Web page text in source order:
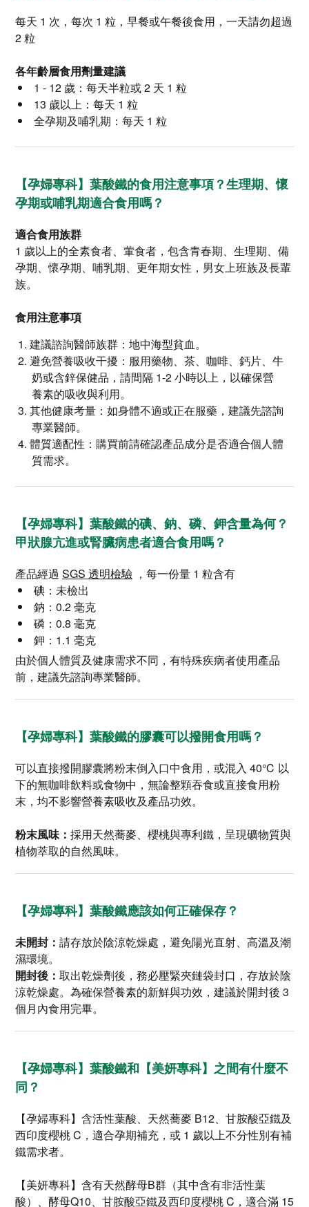
每天 1 次，每次 1 粒，早餐或午餐後食用，一天請勿超過
2 粒
各年齡層食用劑量建議
1 - 12 歲：每天半粒或 2 天 1 粒
13 歲以上：每天 1 粒
全孕期及哺乳期：每天 1 粒
【孕婦專科】葉酸鐵的食用注意事項？生理期、懷
孕期或哺乳期適合食用嗎？
適合食用族群
1 歲以上的全素食者、葷食者，包含青春期、生理期、備
孕期、懷孕期、哺乳期、更年期女性，男女上班族及長輩
族。
食用注意事項
建議諮詢醫師族群：地中海型貧血。
避免營養吸收干擾：服用藥物、茶、咖啡、鈣片、牛
奶或含鋅保健品，請間隔 1-2 小時以上，以確保營
養素的吸收與利用。
其他健康考量：如身體不適或正在服藥，建議先諮詢
專業醫師。
體質適配性：購買前請確認產品成分是否適合個人體
質需求。
【孕婦專科】葉酸鐵的碘、鈉、磷、鉀含量為何？
甲狀腺亢進或腎臟病患者適合食用嗎？
產品經過 SGS 透明檢驗 ，每一份量 1 粒含有
碘：未檢出
鈉：0.2 毫克
磷：0.8 毫克
鉀：1.1 毫克
由於個人體質及健康需求不同，有特殊疾病者使用產品
前，建議先諮詢專業醫師。
【孕婦專科】葉酸鐵的膠囊可以撥開食用嗎？
可以直接撥開膠囊將粉末倒入口中食用，或混入 40℃ 以
下的無咖啡飲料或食物中，無論整顆吞食或直接食用粉
末，均不影響營養素吸收及產品功效。
粉末風味： 採用天然蕎麥、櫻桃與專利鐵，呈現礦物質與
植物萃取的自然風味。
【孕婦專科】葉酸鐵應該如何正確保存？
未開封： 請存放於陰涼乾燥處，避免陽光直射、高溫及潮
濕環境。
開封後： 取出乾燥劑後，務必壓緊夾鏈袋封口，存放於陰
涼乾燥處。為確保營養素的新鮮與功效，建議於開封後 3
個月內食用完畢。
【孕婦專科】葉酸鐵和【美妍專科】之間有什麼不
同？
【孕婦專科】含活性葉酸、天然蕎麥 B12、甘胺酸亞鐵及
西印度櫻桃 C，適合孕期補充，或 1 歲以上不分性別有補
鐵需求者。
【美妍專科】含有天然酵母B群（其中含有非活性葉
酸）、酵母Q10、甘胺酸亞鐵及西印度櫻桃 C，適合滿 15